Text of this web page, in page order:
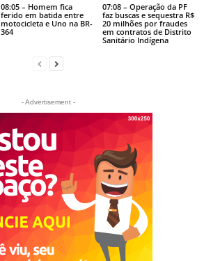
08:05 – Homem fica
ferido em batida entre
motocicleta e Uno na BR-
364
07:08 – Operação da PF
faz buscas e sequestra R$
20 milhões por fraudes
em contratos de Distrito
Sanitário Indígena
- Advertisement -